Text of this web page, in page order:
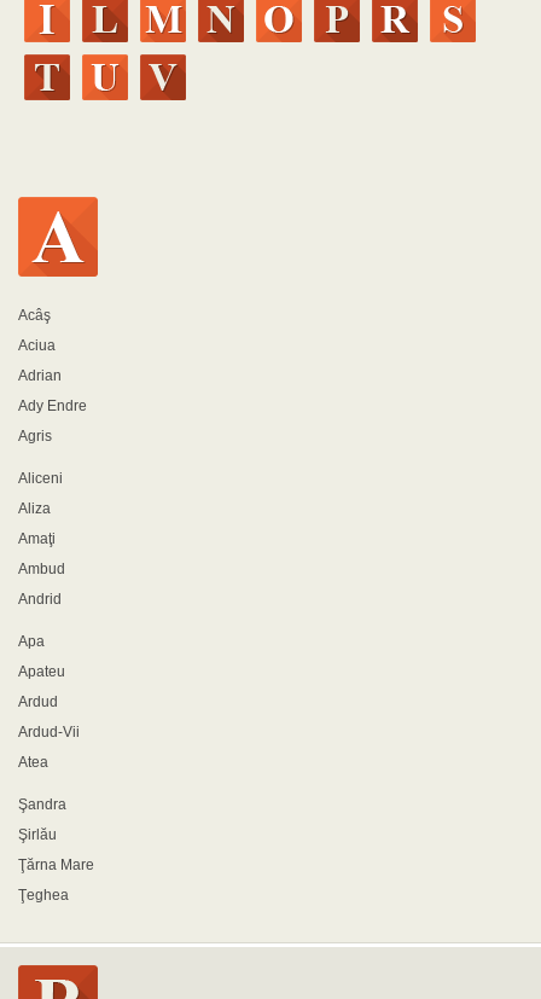
Acâş
Aciua
Adrian
Ady Endre
Agris
Aliceni
Aliza
Amaţi
Ambud
Andrid
Apa
Apateu
Ardud
Ardud-Vii
Atea
Şandra
Şirlău
Ţărna Mare
Ţeghea